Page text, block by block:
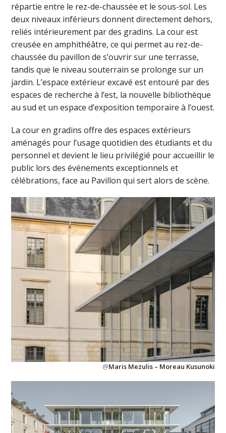
répartie entre le rez-de-chaussée et le sous-sol. Les
deux niveaux inférieurs donnent directement dehors,
reliés intérieurement par des gradins. La cour est
creusée en amphithéâtre, ce qui permet au rez-de-
chaussée du pavillon de s’ouvrir sur une terrasse,
tandis que le niveau souterrain se prolonge sur un
jardin. L’espace extérieur excavé est entouré par des
espaces de recherche à l’est, la nouvelle bibliothèque
au sud et un espace d’exposition temporaire à l’ouest.
La cour en gradins offre des espaces extérieurs
aménagés pour l’usage quotidien des étudiants et du
personnel et devient le lieu privilégié pour accueillir le
public lors des événements exceptionnels et
célébrations, face au Pavillon qui sert alors de scène.
@Maris Mezulis – Moreau Kusunoki